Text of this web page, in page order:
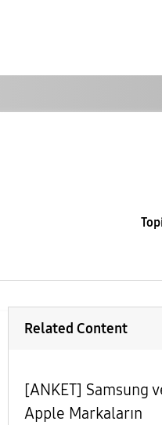
Related Content
[ANKET] Samsung
Apple Markaların